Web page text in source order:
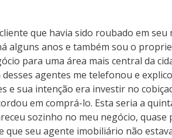
que havia sido roubado em
alguns anos e também sou o
para uma área mais central da
agentes me telefonou e
e sua intenção era investir no
em comprá-lo. Esta seria a
sozinho no meu negócio,
seu agente imobiliário não